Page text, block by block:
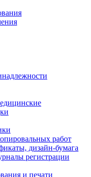
работ
дизайн-бумага
регистрации
и печати